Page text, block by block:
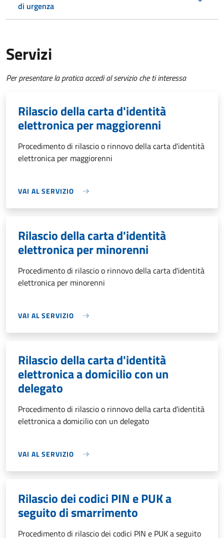
di urgenza
Servizi
Per presentare la pratica accedi al servizio che ti interessa
Rilascio della carta d'identità
elettronica per maggiorenni
Procedimento di rilascio o rinnovo della carta d'identità
elettronica per maggiorenni
VAI AL SERVIZIO
Rilascio della carta d'identità
elettronica per minorenni
Procedimento di rilascio o rinnovo della carta d'identità
elettronica per minorenni
VAI AL SERVIZIO
Rilascio della carta d'identità
elettronica a domicilio con un
delegato
Procedimento di rilascio o rinnovo della carta d'identità
elettronica a domicilio con un delegato
VAI AL SERVIZIO
Rilascio dei codici PIN e PUK a
seguito di smarrimento
Procedimento di rilascio dei codici PIN e PUK a seguito